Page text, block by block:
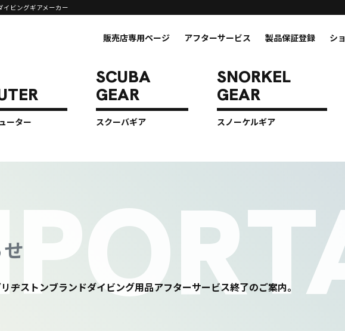
イビングギアメーカー
ーター スクーバギア スノーケルギア
販売店専用ページ アフターサービス 製品保証登録 シ
ヂストンブランドダイビング用品アフターサービス終了のご案内。